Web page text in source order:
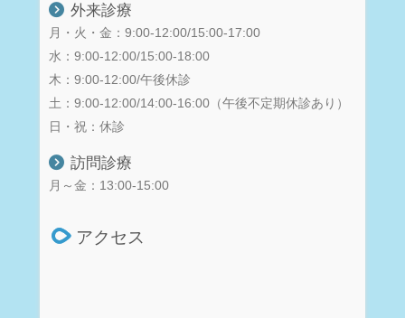
外来診療
月・火・金：9:00-12:00/15:00-17:00
水：9:00-12:00/15:00-18:00
木：9:00-12:00/午後休診
土：9:00-12:00/14:00-16:00（午後不定期休診あり）
日・祝：休診
訪問診療
月～金：13:00-15:00
アクセス